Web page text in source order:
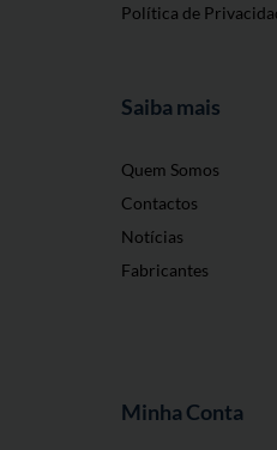
Política de
Saiba mais
Quem Somos
Contactos
Notícias
Fabricantes
Minha Conta